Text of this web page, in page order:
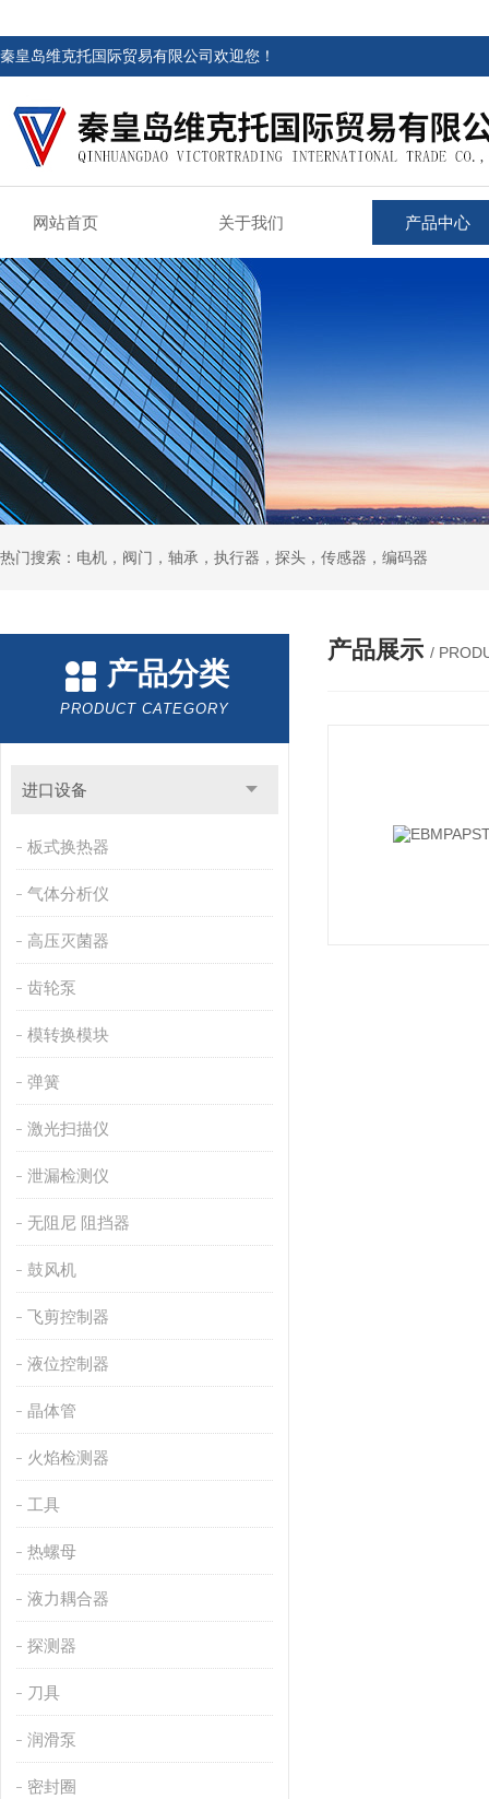
秦皇岛维克托国际贸易有限公司欢迎您！
网站首页 关于我们 产品中心
热门搜索：电机，阀门，轴承，执行器，探头，传感器，编码器
产品分类
PRODUCT CATEGORY
进口设备
板式换热器
气体分析仪
高压灭菌器
齿轮泵
模转换模块
弹簧
激光扫描仪
泄漏检测仪
无阻尼 阻挡器
鼓风机
飞剪控制器
液位控制器
晶体管
火焰检测器
工具
热螺母
液力耦合器
探测器
刀具
润滑泵
密封圈
产品展示 /